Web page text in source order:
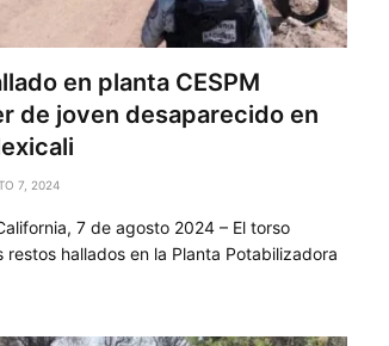
en planta CESPM
de joven desaparecido en
7, 2024
7 de agosto 2024 – El torso
restos hallados en la Planta Potabilizadora